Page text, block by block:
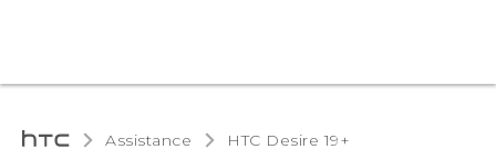
Assistance ‎HTC Desire 19+‎‎